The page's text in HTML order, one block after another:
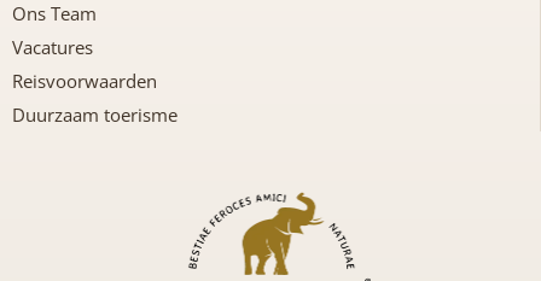
Ons Team
Vacatures
Reisvoorwaarden
Duurzaam toerisme